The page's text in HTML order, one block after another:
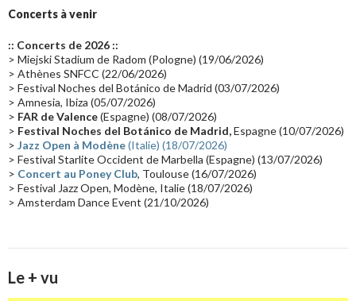
Groupe de Recherche Musicale
Passages radio Vidéo Jarrecast (16) Synthé 80's
Les concerts en Chine(16) Cinéma
Synthé Roland(15) Belgique(15)
(14) Astronomie (14) (14)
Tournée 2025(14) 2024(14) Chine(13)
Concerts à venir
:: Concerts de 2026 ::
> Miejski Stadium de Radom (Pologne) (19/06/2026)
> Athènes SNFCC (22/06/2026)
> Festival Noches del Botánico de Madrid (03/07/2026)
> Amnesia, Ibiza (05/07/2026)
> FAR de Valence(Espagne) (08/07/2026)
> Festival Noches del Botánico de Madrid,Espagne (10/07/2026)
> Jazz Open à Modène(Italie) (18/07/2026)
> Festival Starlite Occident de Marbella (Espagne) (13/07/2026)
> Concert au Poney Club, Toulouse (16/07/2026)
> Festival Jazz Open, Modène, Italie (18/07/2026)
> Amsterdam Dance Event (21/10/2026)
Le + vu